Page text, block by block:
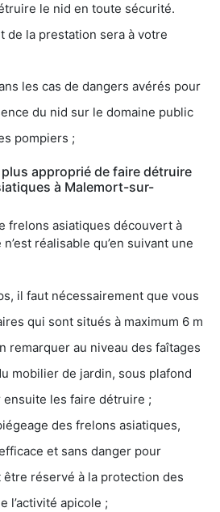
le nid en toute sécurité.
de la prestation sera à votre
les cas de dangers avérés pour
du nid sur le domaine public
pompiers ;
approprié de faire détruire
à Malemort-sur-
frelons asiatiques découvert à
réalisable qu’en suivant une
il faut nécessairement que vous
qui sont situés à maximum 6 m
remarquer au niveau des faîtages
mobilier de jardin, sous plafond
les faire détruire ;
des frelons asiatiques,
et sans danger pour
être réservé à la protection des
l’activité apicole ;